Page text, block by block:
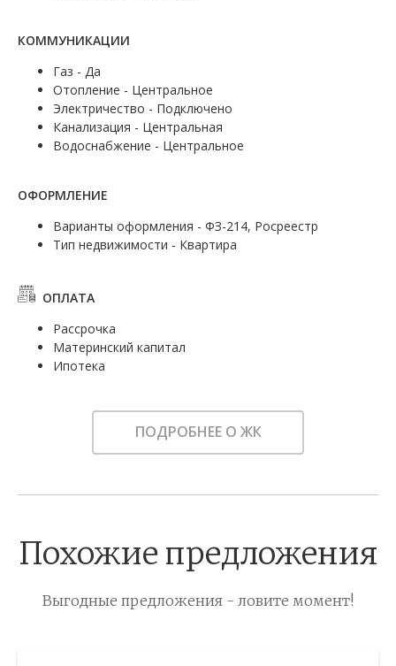
КОММУНИКАЦИИ
Газ - Да
Отопление - Центральное
Электричество - Подключено
Канализация - Центральная
Водоснабжение - Центральное
ОФОРМЛЕНИЕ
Варианты оформления - ФЗ-214, Росреестр
Тип недвижимости - Квартира
ОПЛАТА
Рассрочка
Материнский капитал
Ипотека
ПОДРОБНЕЕ О ЖК
Похожие предложения
Выгодные предложения - ловите момент!